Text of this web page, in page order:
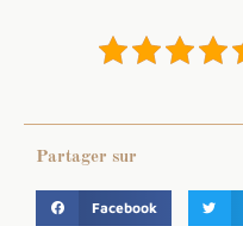
Partager sur
Facebook